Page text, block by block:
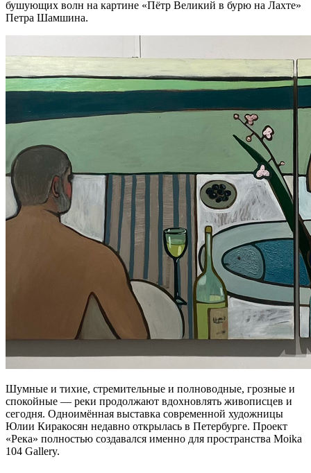
бушующих волн на картине «Пётр Великий в бурю на Лахте»
Петра Шамшина.
Шумные и тихие, стремительные и полноводные, грозные и
спокойные — реки продолжают вдохновлять живописцев и
сегодня. Одноимённая выставка современной художницы
Юлии Киракосян недавно открылась в Петербурге. Проект
«Река» полностью создавался именно для пространства Moika
104 Gallery.